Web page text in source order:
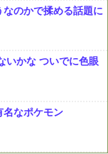
のかで揉める話題に
いかな ついでに色眼
名なポケモン